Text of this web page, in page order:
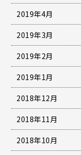
2019年4月
2019年3月
2019年2月
2019年1月
2018年12月
2018年11月
2018年10月